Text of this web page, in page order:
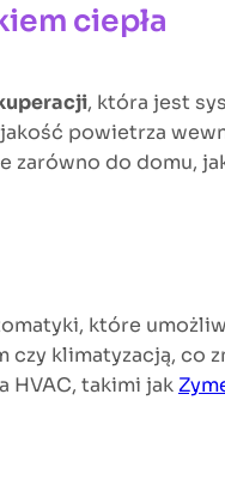
ciepła
, która jest
powietrza
zarówno do domu,
które
klimatyzacją,
HVAC, takimi jak